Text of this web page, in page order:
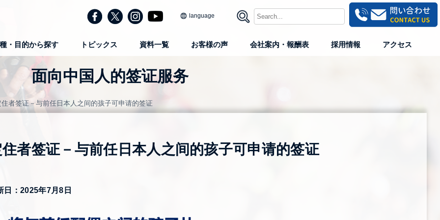
language
・目的から探す トピックス 資料一覧 お客様の声 会社案内・報酬表 採用情報 アクセス
面向中国人的签证服务
住者签证－与前任日本人之间的孩子可申请的签证
者签证－与前任日本人之间的孩子可申请的签证
日：2025年7月8日